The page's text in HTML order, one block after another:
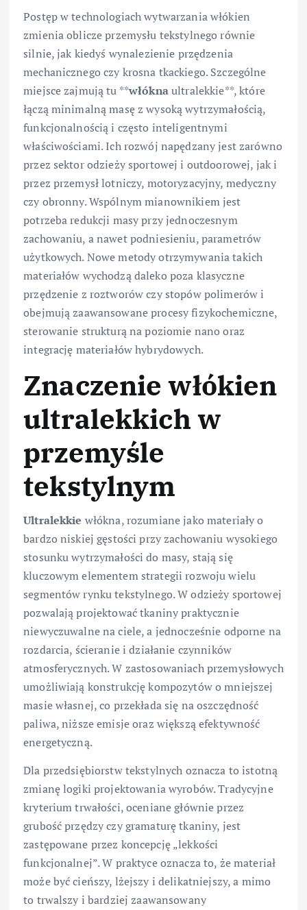
Postęp w technologiach wytwarzania włókien
zmienia oblicze przemysłu tekstylnego równie
silnie, jak kiedyś wynalezienie przędzenia
mechanicznego czy krosna tkackiego. Szczególne
miejsce zajmują tu **włóknaultralekkie**, które
łączą minimalną masę z wysoką wytrzymałością,
funkcjonalnością i często inteligentnymi
właściwościami. Ich rozwój napędzany jest zarówno
przez sektor odzieży sportowej i outdoorowej, jak i
przez przemysł lotniczy, motoryzacyjny, medyczny
czy obronny. Wspólnym mianownikiem jest
potrzeba redukcji masy przy jednoczesnym
zachowaniu, a nawet podniesieniu, parametrów
użytkowych. Nowe metody otrzymywania takich
materiałów wychodzą daleko poza klasyczne
przędzenie z roztworów czy stopów polimerów i
obejmują zaawansowane procesy fizykochemiczne,
sterowanie strukturą na poziomie nano oraz
integrację materiałów hybrydowych.
Znaczenie włókien
ultralekkich w
przemyśle
tekstylnym
Ultralekkie włókna, rozumiane jako materiały o
bardzo niskiej gęstości przy zachowaniu wysokiego
stosunku wytrzymałości do masy, stają się
kluczowym elementem strategii rozwoju wielu
segmentów rynku tekstylnego. W odzieży sportowej
pozwalają projektować tkaniny praktycznie
niewyczuwalne na ciele, a jednocześnie odporne na
rozdarcia, ścieranie i działanie czynników
atmosferycznych. W zastosowaniach przemysłowych
umożliwiają konstrukcję kompozytów o mniejszej
masie własnej, co przekłada się na oszczędność
paliwa, niższe emisje oraz większą efektywność
energetyczną.
Dla przedsiębiorstw tekstylnych oznacza to istotną
zmianę logiki projektowania wyrobów. Tradycyjne
kryterium trwałości, oceniane głównie przez
grubość przędzy czy gramaturę tkaniny, jest
zastępowane przez koncepcję „lekkości
funkcjonalnej”. W praktyce oznacza to, że materiał
może być cieńszy, lżejszy i delikatniejszy, a mimo
to trwalszy i bardziej zaawansowany